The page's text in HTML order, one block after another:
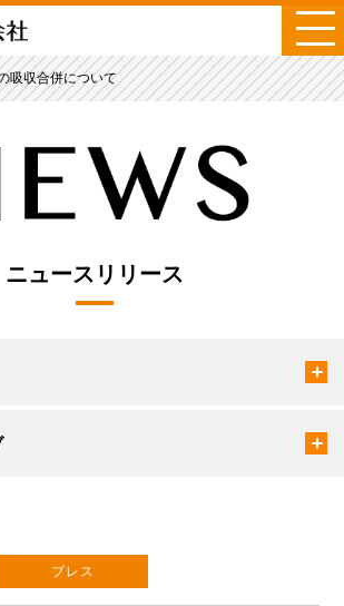
メ
ニ
ュ
ー
吸収合併について
ニュースリリース
プレス